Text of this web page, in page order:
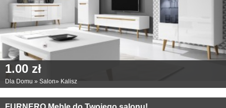
1.00 zł
Dla Domu » Salon» Kalisz